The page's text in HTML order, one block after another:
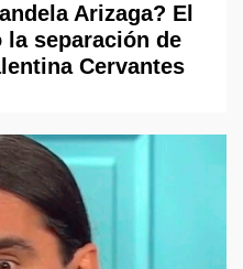
Arizaga? El
la separación de
Cervantes